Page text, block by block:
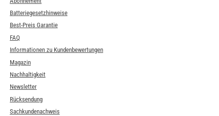
Batteriegesetzhinweise
Best-Preis Garantie
FAQ
Informationen zu Kundenbewertungen
Magazin
Nachhaltigkeit
Newsletter
Rücksendung
Sachkundenachweis